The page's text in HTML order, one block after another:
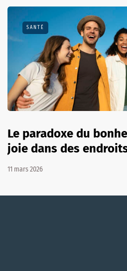
SANTÉ
Le paradoxe du
joie dans des
11 mars 2026